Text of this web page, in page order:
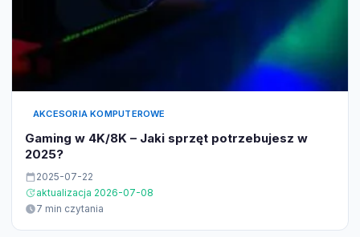
AKCESORIA KOMPUTEROWE
Gaming w 4K/8K – Jaki sprzęt potrzebujesz w
2025?
2025-07-22
aktualizacja 2026-07-08
7 min czytania